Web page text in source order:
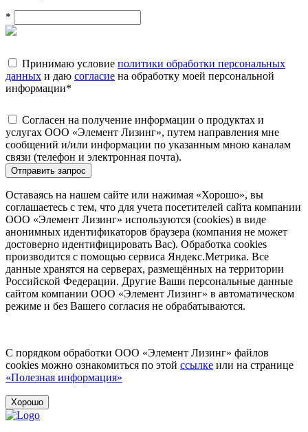
*
Принимаю условие политики обработки персональных
данных и даю согласие на обработку моей персональной
информации*
Согласен на получение информации о продуктах и
услугах ООО «Элемент Лизинг», путем направления мне
сообщений и/или информации по указанным мною каналам
связи (телефон и электронная почта).
Отправить запрос
Оставаясь на нашем сайте или нажимая «Хорошо», вы
соглашаетесь с тем, что для учета посетителей сайта компании
ООО «Элемент Лизинг» используются (cookies) в виде
анонимных идентификаторов браузера (компания не может
достоверно идентифицировать Вас). Обработка cookies
производится с помощью сервиса Яндекс.Метрика. Все
данные хранятся на серверах, размещённых на территории
Российской Федерации. Другие Ваши персональные данные
сайтом компании ООО «Элемент Лизинг» в автоматическом
режиме и без Вашего согласия не обрабатываются.
С порядком обработки ООО «Элемент Лизинг» файлов
cookies можно ознакомиться по этой ссылке или на странице
«Полезная информация»
Хорошо